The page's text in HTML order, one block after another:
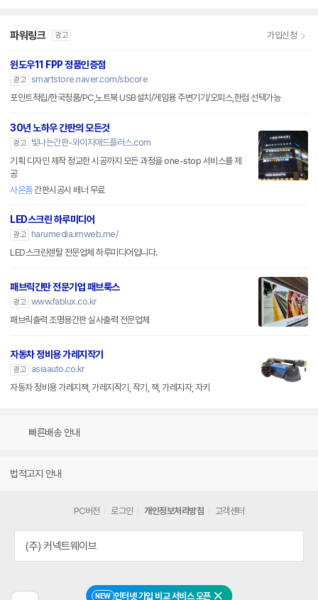
NEW 인터넷 가입 비교 서비스 오픈
파워링크 광고 가입신청
윈도우11 FPP 정품인증점
광고 smartstore.naver.com/sbcore
포인트적립/한국정품/PC,노트북 USB설치/게임용 주변기기/오피스,한컴 선택가능
30년 노하우 간판의 모든것
광고
빛나는간판-와이지애드플러스.com
기획 디자인 제작 정교한 시공까지 모든 과정을 one-stop 서비스를 제
공
사은품간판시공시 배너 무료
LED스크린 하루미디어
광고
harumedia.imweb.me/
LED스크린렌탈 전문업체 하루미디어입니다.
패브릭간판 전문기업 패브룩스
광고 www.fablux.co.kr
패브릭출력 조명용간판 실사출력 전문업체
자동차 정비용 가레지작기
광고
asiaauto.co.kr
자동차 정비용 가레지잭, 가레지작기, 작기, 잭, 가레지자, 자키
빠른배송 안내
법적고지 안내
PC버전 로그인 개인정보처리방침 고객센터
(주) 커넥트웨이브